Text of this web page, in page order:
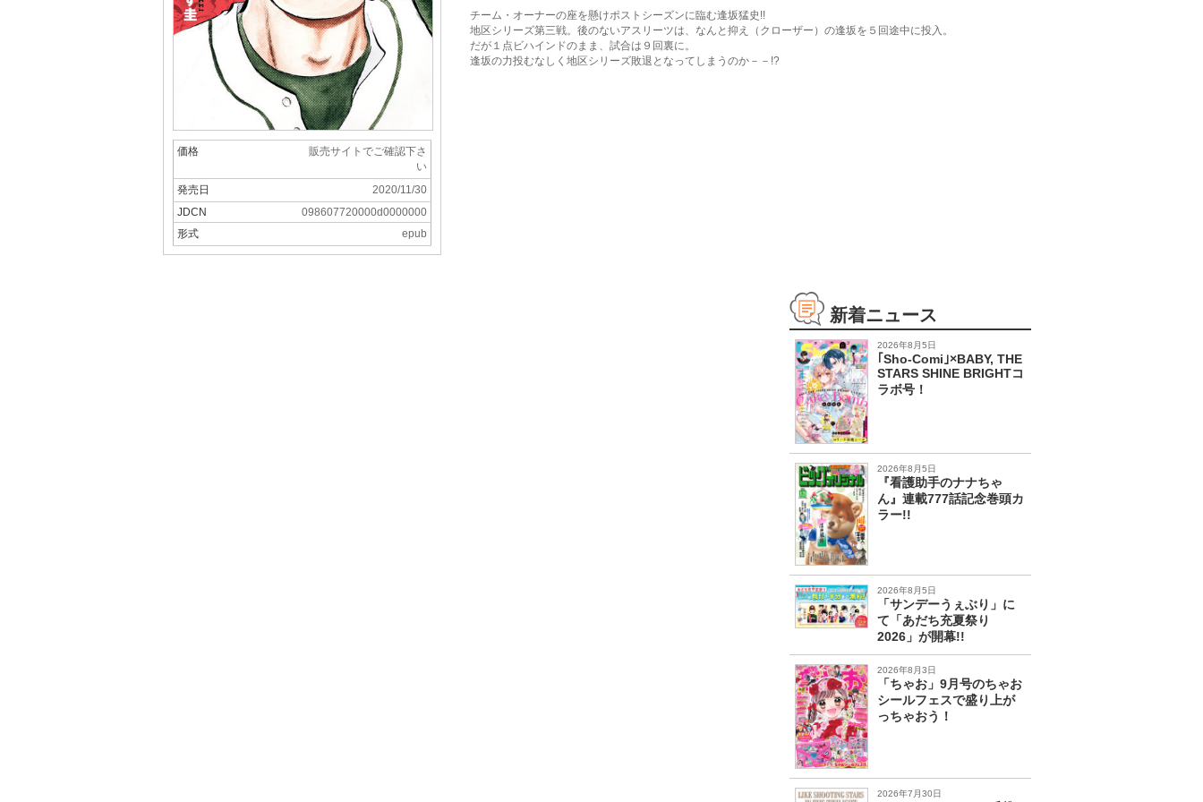
価格
販売サイトでご確認下さ
い
発売日
2020/11/30
JDCN
098607720000d0000000
形式
epub
チーム・オーナーの座を懸けポストシーズンに臨む逢坂猛史!!
地区シリーズ第三戦。後のないアスリーツは、なんと抑え（クローザー）の逢坂を５回途中に投入。
だが１点ビハインドのまま、試合は９回裏に。
逢坂の力投むなしく地区シリーズ敗退となってしまうのか－－!?
新着ニュース
2026年8月5日
｢Sho-Comi｣×BABY, THE
STARS SHINE BRIGHTコ
ラボ号！
2026年8月5日
『看護助手のナナちゃ
ん』連載777話記念巻頭カ
ラー!!
2026年8月5日
「サンデーうぇぶり」に
て「あだち充夏祭り
2026」が開幕!!
2026年8月3日
「ちゃお」9月号のちゃお
シールフェスで盛り上が
っちゃおう！
2026年7月30日